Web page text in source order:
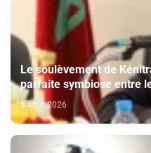
Le soulèvement de
parfaite symbiose entre
de volonté et de destin
8 août 2026